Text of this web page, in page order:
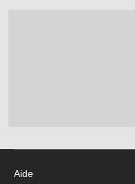
Aide